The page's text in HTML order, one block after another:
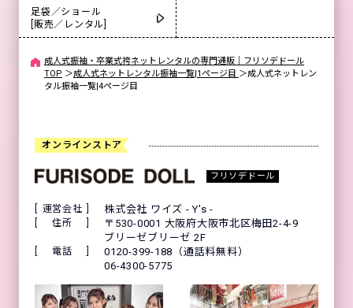
足袋／ショール
[販売／レンタル]
成人式振袖・卒業式袴ネットレンタルの専門通販｜フリソデドール
TOP ＞成人式ネットレンタル振袖一覧|1ページ目 ＞成人式ネットレン
タル振袖一覧|4ページ目
オンラインストア
フリソデドール
運営会社 株式会社 ワイズ - Y's -
住所
〒530-0001 大阪府大阪市北区梅田2-4-9
ブリーゼブリーゼ 2F
電話
0120-399-188（通話料無料）
06-4300-5775